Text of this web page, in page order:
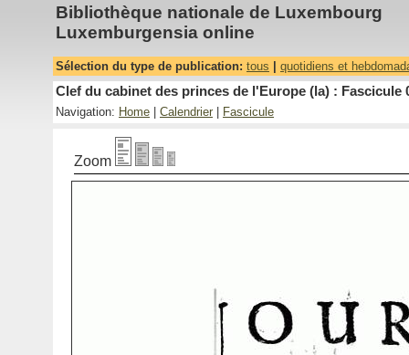
Bibliothèque nationale de Luxembourg
Luxemburgensia online
Sélection du type de publication: tous quotidiens et
Clef du cabinet des princes de l'Europe (la) : Fascicule
Navigation: Home Calendrier Fascicule
Zoom